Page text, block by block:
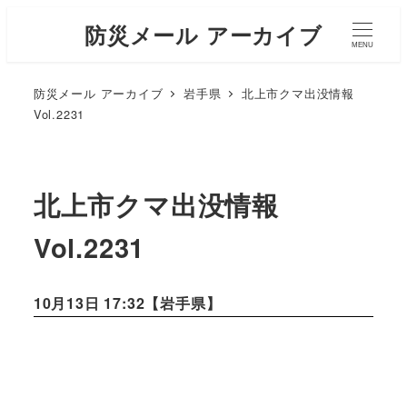
防災メール アーカイブ MENU
防災メール アーカイブ 岩手県
北上市クマ出没情報
Vol.2231
北上市クマ出没情報
Vol.2231
10月13日 17:32【岩手県】